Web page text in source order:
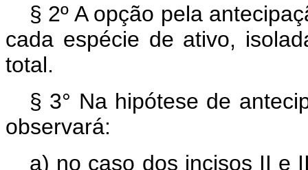
§ 2º A opção pela
cada espécie de ativo,
total.
§ 3° Na hipótese de
observará:
a) no caso dos incisos II e